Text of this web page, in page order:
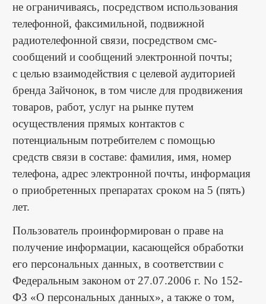
не ограничиваясь, посредством использования
телефонной, факсимильной, подвижной
радиотелефонной связи, посредством смс-
сообщений и сообщений электронной почты;
с целью взаимодействия с целевой аудиторией
бренда Зайчонок, в том числе для продвижения
товаров, работ, услуг на рынке путем
осуществления прямых контактов с
потенциальным потребителем с помощью
средств связи в составе: фамилия, имя, номер
телефона, адрес электронной почты, информация
о приобретенных препаратах сроком на 5 (пять)
лет.
Пользователь проинформирован о праве на
получение информации, касающейся обработки
его персональных данных, в соответствии с
Федеральным законом от 27.07.2006 г. No 152-
ФЗ «О персональных данных», а также о том,